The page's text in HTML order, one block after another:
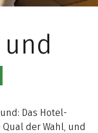
Das Hotel-
der Wahl, und